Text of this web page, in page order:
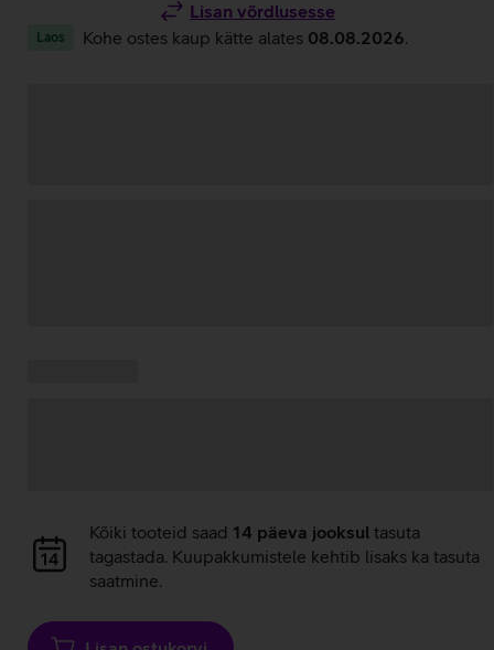
Lisan võrdlusesse
Laos Kohe ostes kaup kätte alates 08.08.2026
Andmete
laadimine
Kõiki tooteid saad 14 päeva jooksul tasuta
tagastada. Kuupakkumistele kehtib lisaks ka tasuta
saatmine.